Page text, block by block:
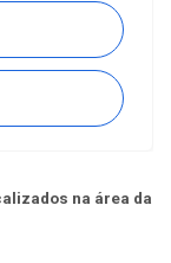
na área da